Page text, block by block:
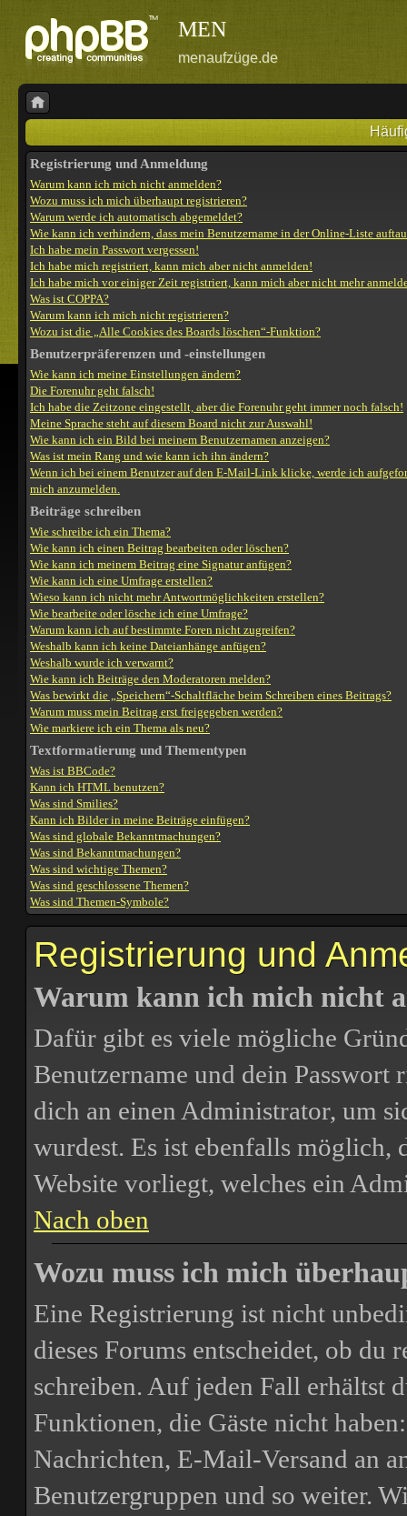
MEN
menaufzüge.de
Registrierung und Anmeldung
Warum kann ich mich nicht anmelden?
Wozu muss ich mich überhaupt registrieren?
Warum werde ich automatisch abgemeldet?
Wie kann ich verhindern, dass mein Benutzername in der Online-Liste
Ich habe mein Passwort vergessen!
Ich habe mich registriert, kann mich aber nicht anmelden!
Ich habe mich vor einiger Zeit registriert, kann mich aber nicht mehr
Was ist COPPA?
Warum kann ich mich nicht registrieren?
Wozu ist die „Alle Cookies des Boards löschen“-Funktion?
Benutzerpräferenzen und -einstellungen
Wie kann ich meine Einstellungen ändern?
Die Forenuhr geht falsch!
Ich habe die Zeitzone eingestellt, aber die Forenuhr geht immer noch falsch!
Meine Sprache steht auf diesem Board nicht zur Auswahl!
Wie kann ich ein Bild bei meinem Benutzernamen anzeigen?
Was ist mein Rang und wie kann ich ihn ändern?
Wenn ich bei einem Benutzer auf den E-Mail-Link klicke, werde ich
mich anzumelden.
Beiträge schreiben
Wie schreibe ich ein Thema?
Wie kann ich einen Beitrag bearbeiten oder löschen?
Wie kann ich meinem Beitrag eine Signatur anfügen?
Wie kann ich eine Umfrage erstellen?
Wieso kann ich nicht mehr Antwortmöglichkeiten erstellen?
Wie bearbeite oder lösche ich eine Umfrage?
Warum kann ich auf bestimmte Foren nicht zugreifen?
Weshalb kann ich keine Dateianhänge anfügen?
Weshalb wurde ich verwarnt?
Wie kann ich Beiträge den Moderatoren melden?
Was bewirkt die „Speichern“-Schaltfläche beim Schreiben eines Beitrags?
Warum muss mein Beitrag erst freigegeben werden?
Wie markiere ich ein Thema als neu?
Textformatierung und Thementypen
Was ist BBCode?
Kann ich HTML benutzen?
Was sind Smilies?
Kann ich Bilder in meine Beiträge einfügen?
Was sind globale Bekanntmachungen?
Was sind Bekanntmachungen?
Was sind wichtige Themen?
Was sind geschlossene Themen?
Was sind Themen-Symbole?
Registrierung und
Warum kann ich mich nicht
Dafür gibt es viele mögliche
Benutzername und dein
dich an einen Administrator, um
wurdest. Es ist ebenfalls
Website vorliegt, welches ein
Nach oben
Wozu muss ich mich
Eine Registrierung ist nicht
dieses Forums entscheidet, ob du
schreiben. Auf jeden Fall erhältst
Funktionen, die Gäste nicht
Nachrichten, E-Mail-Versand an
Benutzergruppen und so weiter.